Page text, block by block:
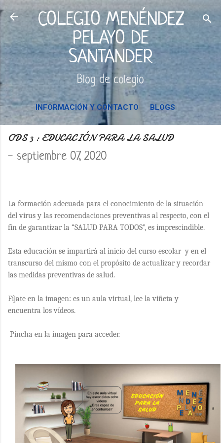
Ir al contenido principal
COLEGIO MENÉNDEZ
PELAYO DE
SANTANDER
Blog de colegio
INFORMACIÓN Y CONTACTO BLOGS
ODS 3 : EDUCACIÓN PARA LA SALUD
- septiembre 07, 2020
La formación adecuada para el conocimiento de la situación
del virus y las recomendaciones preventivas al respecto, con el
fin de garantizar la “SALUD PARA TODOS”, es imprescindible.
Esta educación se impartirá al inicio del curso escolar y en el
transcurso del mismo con el propósito de actualizar y recordar
las medidas preventivas de salud.
Fíjate en la imagen: es un aula virtual, lee la viñeta y
encuentra los vídeos.
Pincha en la imagen para acceder.